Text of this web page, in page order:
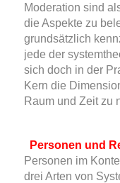
Moderation sind
die Aspekte zu
grundsätzlich
jede der
sich doch in der
Kern die
Raum und Zeit zu
Personen und
Personen im
drei Arten von